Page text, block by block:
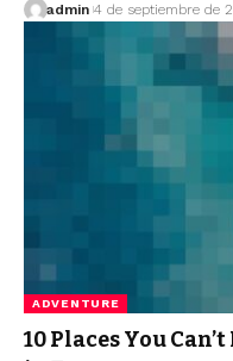
admin 4 de septiembre de
ADVENTURE
10 Places You